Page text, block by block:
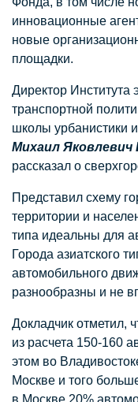
инновационные
новые
площадки.
Директор Института
транспортной
школы
Михаил Яковлевич
рассказал о
Представил схему
территории и
типа идеальны для
Города азиатского
автомобильного
разнообразны и не
Докладчик отметил,
из расчета 150-160
этом во
Москве и того
в Москве 20%